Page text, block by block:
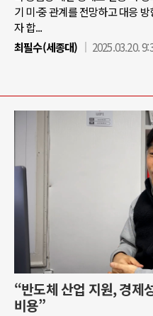
기 미·중 관계를 전망하고 대응
자 합...
최필수(세종대)
2025.03.20.
“반도체 산업 지원, 경제
비용”